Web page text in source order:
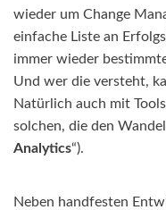
wieder um Change
einfache Liste an
immer wieder
Und wer die versteht,
Natürlich auch mit
solchen, die den
Analytics“).
Neben handfesten